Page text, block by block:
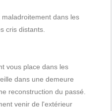
dans les
cris distants.
vous place dans les
dans une demeure
reconstruction du passé.
venir de l'extérieur